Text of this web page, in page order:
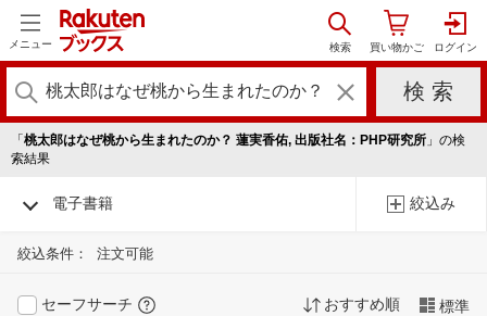
メニュー
「 桃太郎はなぜ桃から生まれたのか？ 蓮実香佑, 出版社名：PHP研究所 」の検
索結果
電子書籍 絞込み
絞込条件： 注文可能
セーフサーチ おすすめ順 標準